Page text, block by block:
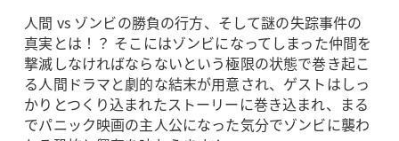
人間 vs ゾンビの勝負の行方、そして謎の失踪事件の
真実とは！？ そこにはゾンビになってしまった仲間を
撃滅しなければならないという極限の状態で巻き起こ
る人間ドラマと劇的な結末が用意され、ゲストはしっ
かりとつくり込まれたストーリーに巻き込まれ、まる
でパニック映画の主人公になった気分でゾンビに襲わ